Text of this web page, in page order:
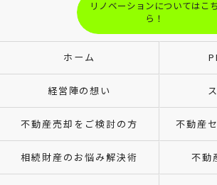
リノベーションについてはこち
ら！
ホーム
経営陣の想い
不動産売却をご検討の方 不動産
相続財産のお悩み解決術 不動